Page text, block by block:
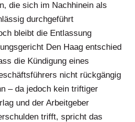
die sich im Nachhinein als
durchgeführt
bleibt die Entlassung
Den Haag entschied
die Kündigung eines
nicht rückgängig
– da jedoch kein triftiger
und der Arbeitgeber
trifft, spricht das